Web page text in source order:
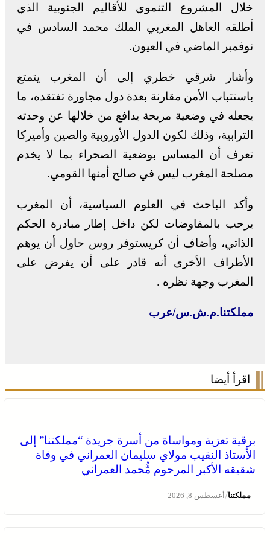
خلال المشروع التنموي للأقاليم الجنوبية الذي
أطلقه العاهل المغربي الملك محمد السادس في
نوفمبر الماضي في العيون.
وأشار شرقي خطري إلى أن المغرب يتمتع
باستتباب الأمن مقارنة بعدة دول مجاورة تفتقده، ما
يجعله في وضعية مريحة يدافع من خلالها عن وحدته
الترابية، وذلك لكون الدول الأوروبية والصين وأميركا
تعرف أن المساس بوضعية الصحراء بما لا يخدم
مصلحة المغرب ليس في صالح أمنها القومي.
وأكد الباحث في العلوم السياسية، أن المغرب
يرحب بالمفاوضات لكن داخل إطار مبادرة الحكم
الذاتي، وأضاف أن كريستوفر روس حاول أن يوهم
الأطراف الأخرى أنه قادر على أن يفرض على
المغرب وجهة نظره .
مملكتنا.م.ش.س/عرب
اقرأ أيضا
برقية تعزية ومواساة من أسرة جريدة “مملكتنا” إلى
الأستاذ النقيب مولاي سليمان العمراني في وفاة
شقيقه الأكبر المرحوم مُّحمد العمراني
مملكتنا/أغسطس 8, 2026